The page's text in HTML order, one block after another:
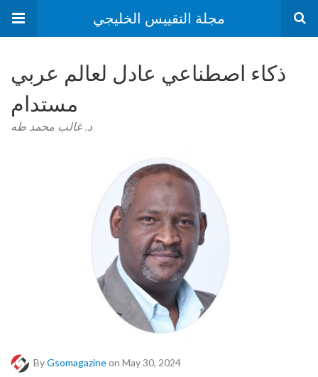
مجلة التقييس الخليجي
ذكاء اصطناعي عادل لعالم عربي
مستدام
د. غالب محمد طه
ByGsomagazineon May 30, 2024